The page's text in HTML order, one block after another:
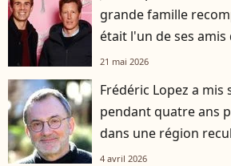
grande famille
était l'un de ses
21 mai 2026
Frédéric Lopez a mis
pendant quatre ans
dans une région
4 avril 2026